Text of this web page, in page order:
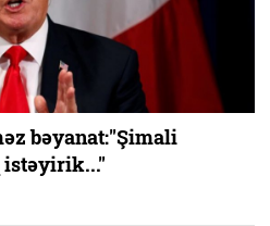
bəyanat:"Şimali
istəyirik..."